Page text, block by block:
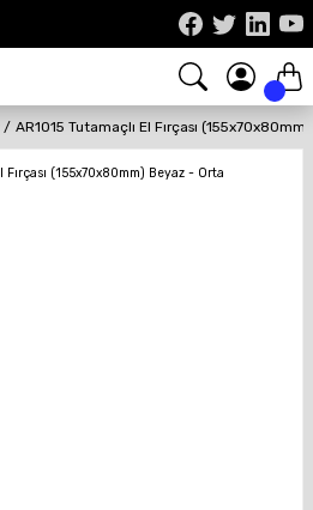
AR1015 Tutamaçlı El Fırçası